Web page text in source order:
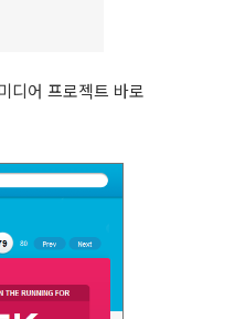
디어 프로젝트 바로